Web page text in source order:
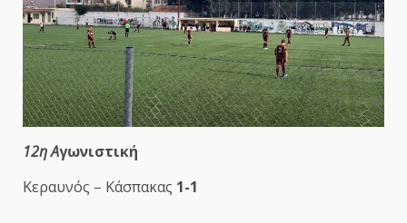
12η Αγωνιστική
Κεραυνός – Κάσπακας 1-1